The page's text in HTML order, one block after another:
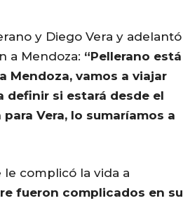
y Diego Vera y adelantó
a Mendoza: “Pellerano está
Mendoza, vamos a viajar
definir si estará desde el
Vera, lo sumaríamos a
complicó la vida a
fueron complicados en su